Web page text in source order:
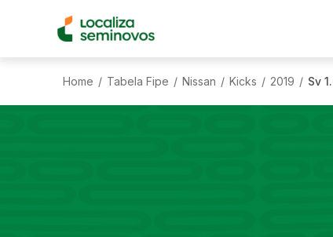
Home / Tabela Fipe / Nissan / Kicks / 2019 / Sv